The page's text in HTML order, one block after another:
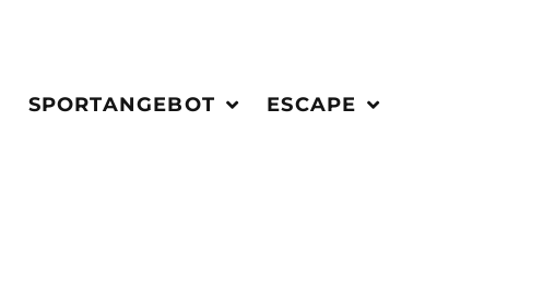
SPORTANGEBOT ESCAPE